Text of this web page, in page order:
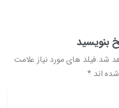
بنویسید
شد.فیلد های مورد نیاز علامت
اند *